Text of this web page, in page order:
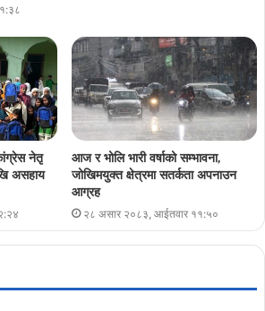
नेतृ
असहाय
आज र भोलि भारी वर्षाको सम्भावना,
जोखिमयुक्त क्षेत्रमा सतर्कता अपनाउन
आग्रह
२८ असार २०८३, आईतवार ११:५०